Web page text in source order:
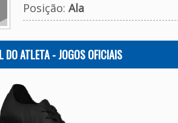
Posição: Ala
DO ATLETA - JOGOS OFICIAIS